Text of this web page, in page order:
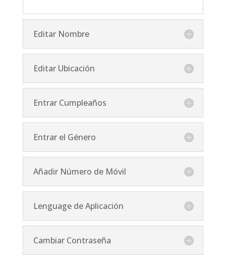
Editar Nombre
Editar Ubicación
Entrar Cumpleaños
Entrar el Género
Añadir Número de Móvil
Lenguage de Aplicación
Cambiar Contraseña